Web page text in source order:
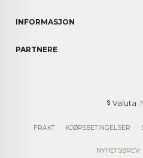
INFORMASJON
PARTNERE
Valuta:
FRAKT KJØPSBETINGELSER
NYHETSBREV